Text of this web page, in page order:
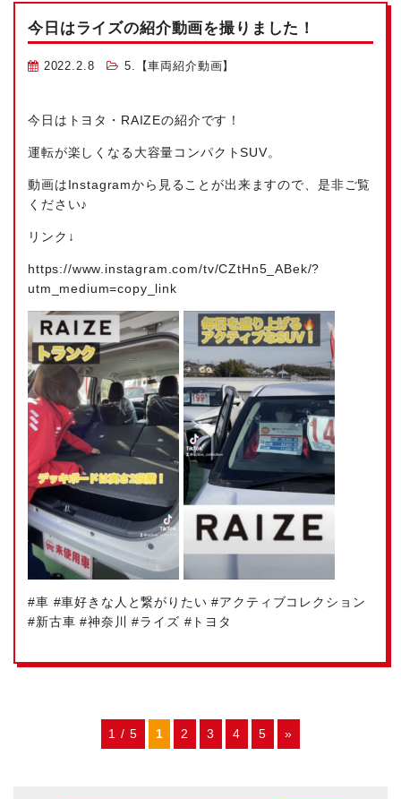
今日はライズの紹介動画を撮りました！
2022.2.8 5.【車両紹介動画】
今日はトヨタ・RAIZEの紹介です！
運転が楽しくなる大容量コンパクトSUV。
動画はInstagramから見ることが出来ますので、是非ご覧
ください♪
リンク↓
https://www.instagram.com/tv/CZtHn5_ABek/?
utm_medium=copy_link
#車 #車好きな人と繋がりたい #アクティブコレクション
#新古車 #神奈川 #ライズ #トヨタ
1 / 5 1 2 3 4 5 »